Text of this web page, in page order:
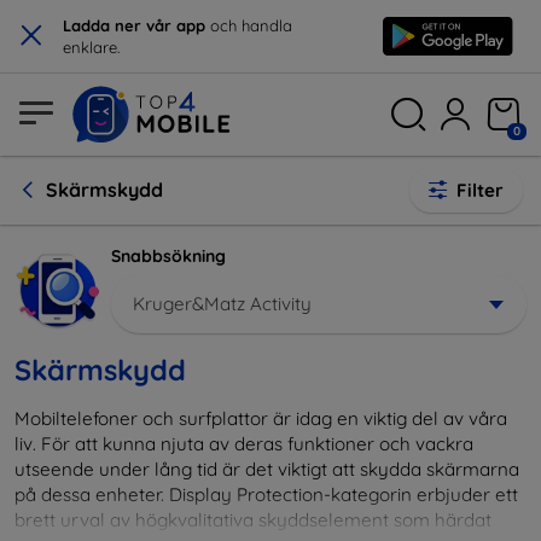
× Ladda ner vår app och handla
enklare.
0
Skärmskydd Filter
Snabbsökning
Kruger&Matz Activity
Skärmskydd
Mobiltelefoner och surfplattor är idag en viktig del av våra
liv. För att kunna njuta av deras funktioner och vackra
utseende under lång tid är det viktigt att skydda skärmarna
på dessa enheter. Display Protection-kategorin erbjuder ett
brett urval av högkvalitativa skyddselement som härdat